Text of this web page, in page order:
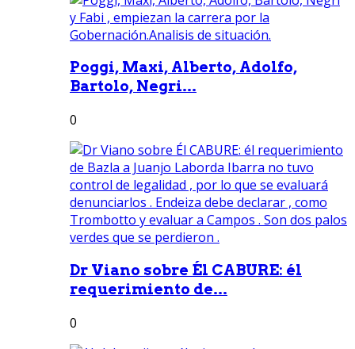
Poggi, Maxi, Alberto, Adolfo,
Bartolo, Negri...
0
Dr Viano sobre Él CABURE: él
requerimiento de...
0